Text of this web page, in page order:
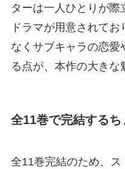
ターは一人ひとりが際
ドラマが用意されて
なくサブキャラの恋愛
る点が、本作の大きな
全11巻で完結する
全11巻完結のため、